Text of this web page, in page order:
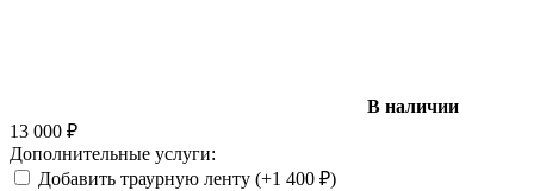
В наличии
13 000 ₽
Дополнительные услуги:
Добавить траурную ленту (+1 400 ₽)